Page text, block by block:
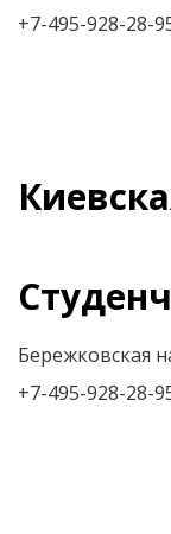
+7-495-928-28-
Бережковская
+7-495-928-28-